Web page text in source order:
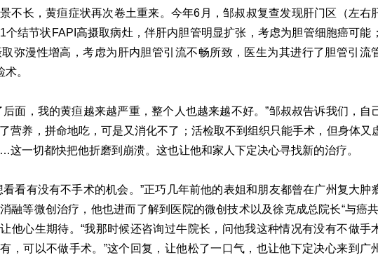
长，黄疸症状再次卷土重来。今年6月，邹叔叔复查发现肝门区（左右
个结节状FAPI高摄取病灶，伴肝内胆管明显扩张，考虑为胆管细胞癌可能
取弥漫性增高，考虑为肝内胆管引流不畅所致，医生为其进行了胆管引流
。
，我的黄疸越来越严重，整个人也越来越不好。”邹叔叔告诉我们，自
营养，拼命地吃，可是又消化不了；活检取不到组织只能手术，但身体又
一切都快把他折磨到崩溃。这也让他和家人下定决心寻找新的治疗。
有没有不手术的机会。”正巧几年前他的表姐和朋友都曾在广州复大肿
融等微创治疗，他也进而了解到医院的微创技术以及徐克成总院长“与癌
他心生期待。“我那时候还咨询过牛院长，问他我这种情况有没有不做手
，可以不做手术。”这个回复，让他松了一口气，也让他下定决心来到广